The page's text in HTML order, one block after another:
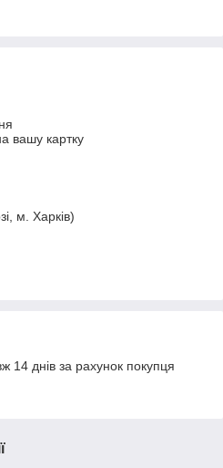
вашу картку
м. Харків)
14 днів за рахунок покупця